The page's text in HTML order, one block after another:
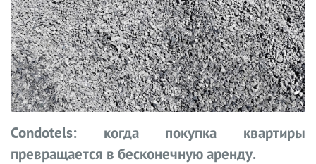
Condotels: когда покупка квартиры
превращается в бесконечную аренду.